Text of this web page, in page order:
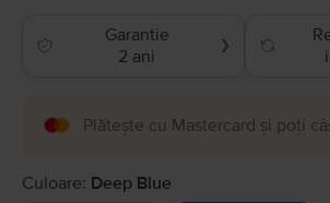
Garantie
2 ani
❯
Plătește cu Mastercard și poți
Culoare: Deep Blue